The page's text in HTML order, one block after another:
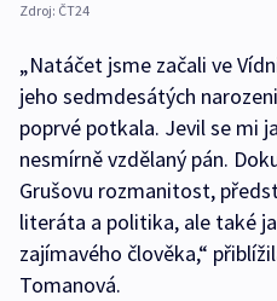
Zdroj: ČT24
„Natáčet jsme začali ve
jeho sedmdesátých
poprvé potkala. Jevil se mi
nesmírně vzdělaný pán.
Grušovu rozmanitost,
literáta a politika, ale také
zajímavého člověka,“
Tomanová.